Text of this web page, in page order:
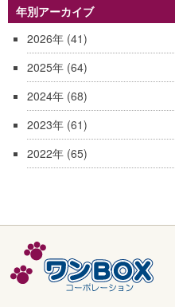
年別アーカイブ
2026年(41)
2025年(64)
2024年(68)
2023年(61)
2022年(65)